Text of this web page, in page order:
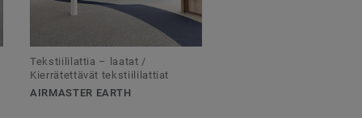
Tekstiililattia – laatat /
Kierrätettävät tekstiililattiat
AIRMASTER EARTH